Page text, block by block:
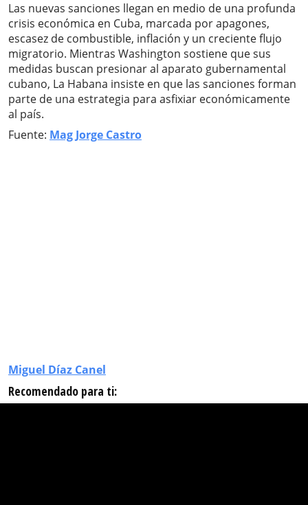
Las nuevas sanciones llegan en medio de una profunda
crisis económica en Cuba, marcada por apagones,
escasez de combustible, inflación y un creciente flujo
migratorio. Mientras Washington sostiene que sus
medidas buscan presionar al aparato gubernamental
cubano, La Habana insiste en que las sanciones forman
parte de una estrategia para asfixiar económicamente
al país.
Fuente: Mag Jorge Castro
Miguel Díaz Canel
Recomendado para ti: